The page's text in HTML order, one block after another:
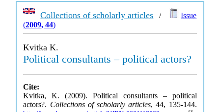
Collections of scholarly articles /
Issue
(2009, 44)
Kvitka K.
Political consultants – political actors?
Cite:
Kvitka, K. (2009). Political consultants – political
actors?. Collections of scholarly articles, 44, 135-144.